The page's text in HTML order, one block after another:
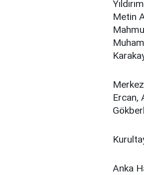
Metin
Ercan,
Anka